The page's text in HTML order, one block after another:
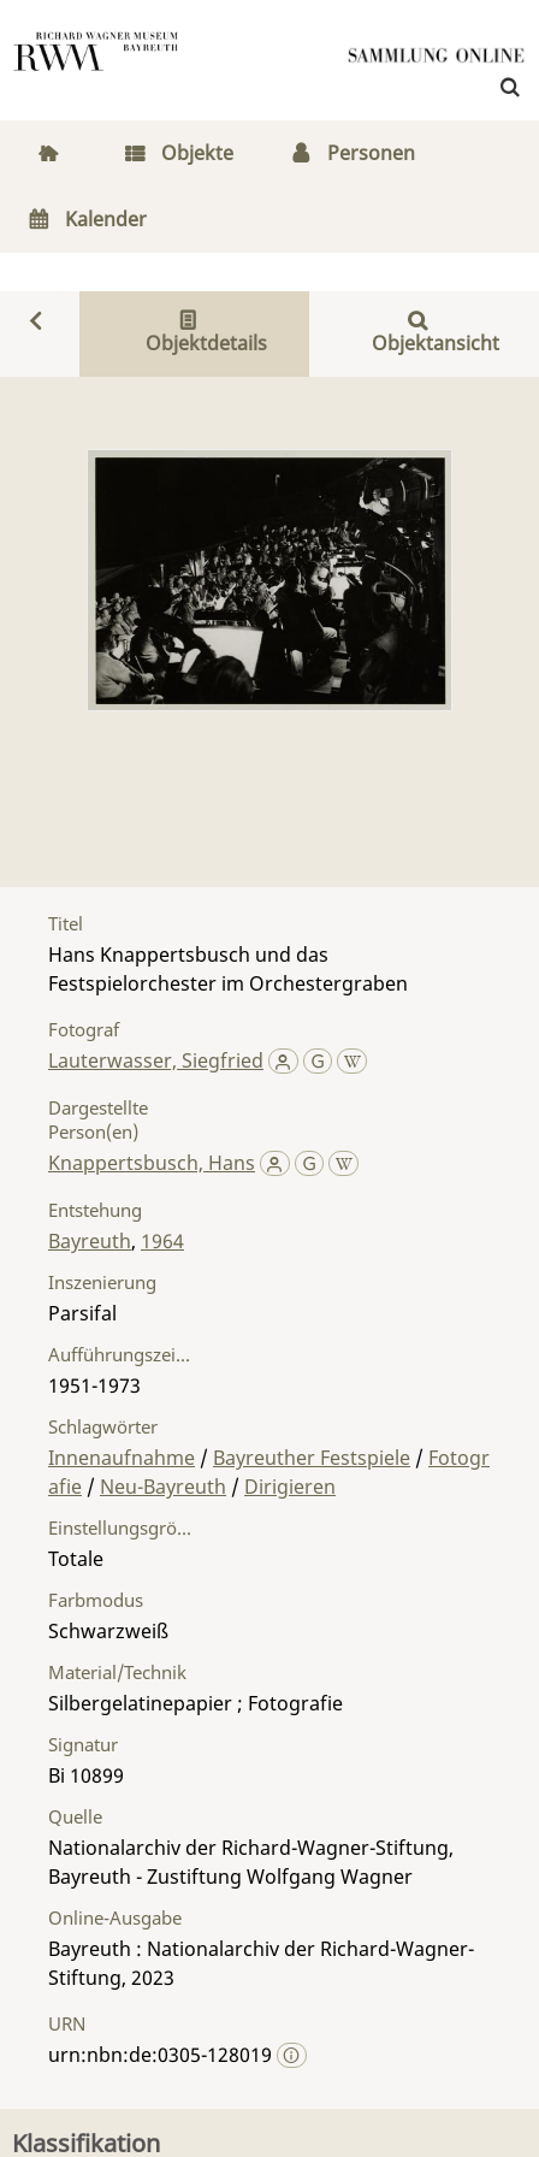
Objekte Personen
Kalender
Objektdetails Objektansicht
Titel
Hans Knappertsbusch und das
Festspielorchester im Orchestergraben
Fotograf
Lauterwasser, Siegfried
Dargestellte
Person(en)
Knappertsbusch, Hans
Entstehung
Bayreuth, 1964
Material/Technik
Silbergelatinepapier ; Fotografie
Einstellungsgröße
Totale
Farbmodus
Schwarzweiß
Inszenierung
Parsifal
Aufführungszeitraum
1951-1973
Signatur
Bi 10899
Quelle
Nationalarchiv der Richard-Wagner-Stiftung,
Bayreuth - Zustiftung Wolfgang Wagner
Schlagwörter
Innenaufnahme / Bayreuther Festspiele / Fotogr
afie / Neu-Bayreuth / Dirigieren
Online-Ausgabe
Bayreuth : Nationalarchiv der Richard-Wagner-
Stiftung, 2023
URN
urn:nbn:de:0305-128019
Klassifikation